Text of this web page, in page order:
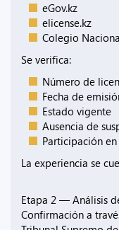
eGov.kz
elicense.kz
Colegio
Se verifica:
Número de
Fecha de
Estado vigente
Ausencia de
Participación en
La experiencia se
Etapa 2 — Análisis
Confirmación a